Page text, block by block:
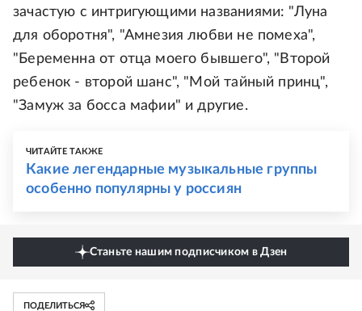
зачастую с интригующими названиями: "Луна
для оборотня", "Амнезия любви не помеха",
"Беременна от отца моего бывшего", "Второй
ребенок - второй шанс", "Мой тайный принц",
"Замуж за босса мафии" и другие.
ЧИТАЙТЕ ТАКЖЕ
Какие легендарные музыкальные группы
особенно популярны у россиян
Станьте нашим подписчиком в Дзен
ПОДЕЛИТЬСЯ